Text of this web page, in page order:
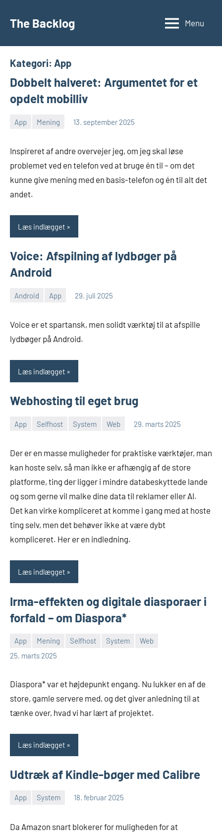
The Backlog Menu
Kategori: App
Dobbelt halveret: Argumentet for et
opdelt mobilliv
App Mening 13. september 2025
Morten
Johansen
Ingen
Inspireret af andre overvejer jeg, om jeg skal løse
problemet ved en telefon ved at bruge én til – om det
kunne give mening med en basis-telefon og én til alt det
andet.
Læs indlægget
Voice: Afspilning af lydbøger på
Android
Android App 29. juli 2025
Johansen
Voice er et spartansk, men solidt værktøj til at afspille
lydbøger på Android.
Læs indlægget
Webhosting til eget brug
App Selfhost System Web 29. marts 2025
Morten
Johansen
Ingen
Der er en masse muligheder for praktiske værktøjer, man
kan hoste selv, så man ikke er afhængig af de store
platforme, ting der ligger i mindre databeskyttede lande
og som gerne vil malke dine data til reklamer eller AI.
Det kan virke kompliceret at komme i gang med at hoste
ting selv, men det behøver ikke at være dybt
kompliceret. Her er en indledning.
Læs indlægget
Irma-effekten og digitale diasporaer i
forfald – om Diaspora*
App Mening Selfhost System
Web
25. marts 2025
Morten
Johansen
En
Diaspora* var et højdepunkt engang. Nu lukker en af de
store, gamle servere med, og det giver anledning til at
tænke over, hvad vi har lært af projektet.
Læs indlægget
Udtræk af Kindle-bøger med Calibre
App System 18. februar 2025
Morten
Johansen
Ingen
Da Amazon snart blokerer for muligheden for at